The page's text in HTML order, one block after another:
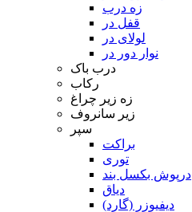
زه درب
قفل در
لولای در
نوار دور در
درب باک
رکاب
زه زیر چراغ
زیر سانروف
سپر
براکت
توری
درپوش بکسل بند
دیاق
دیفیوزر (گارد)